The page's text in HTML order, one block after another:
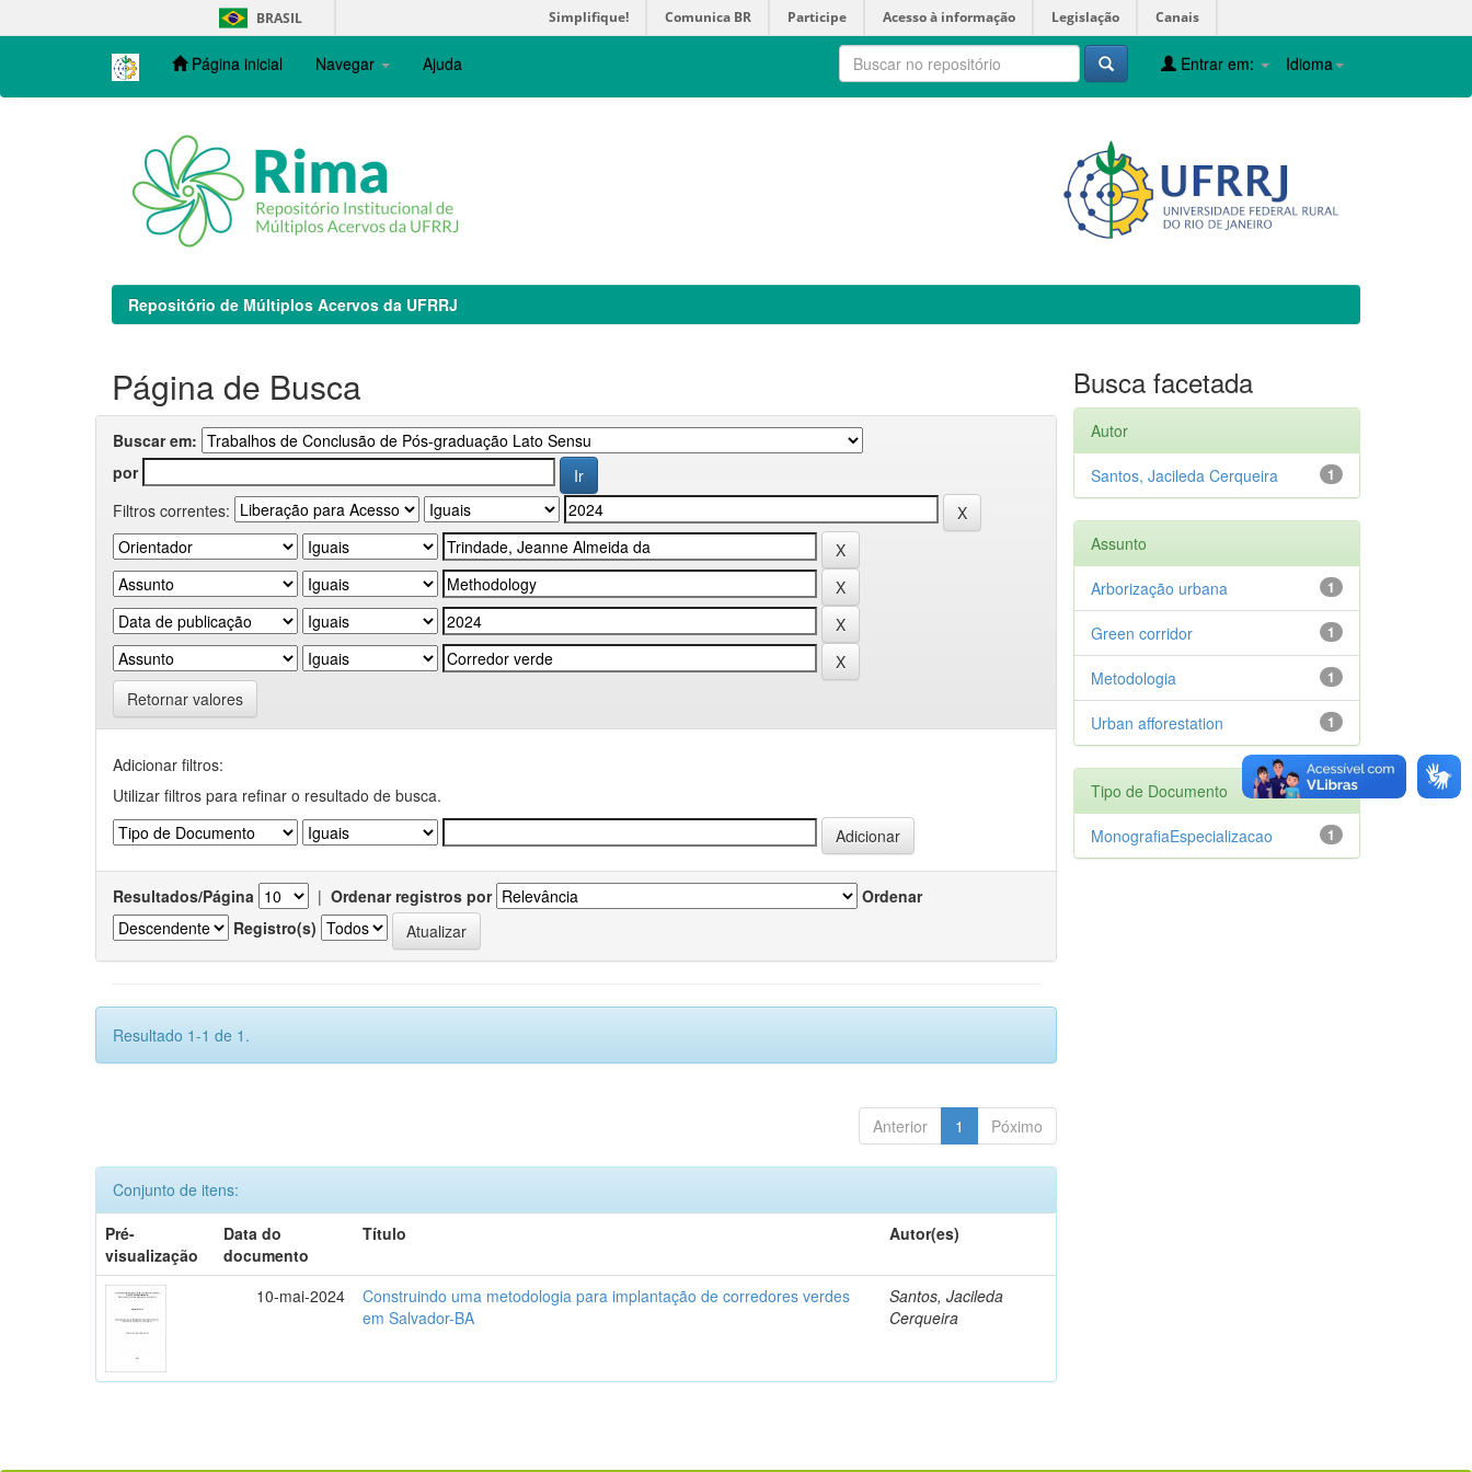
navigation
BRASIL Simplifique! Comunica BR Participe Acesso à informação Legislação Canais
Página inicial Navegar Ajuda Idioma
Entrar em:
Repositório de Múltiplos Acervos da UFRRJ
Página de Busca
Buscar em:
por
Filtros correntes:
Retornar valores
Adicionar filtros:
Utilizar filtros para refinar o resultado de busca.
Resultados/Página | Ordenar registros por
Ordenar
Registro(s)
Resultado 1-1 de 1.
Anterior 1 Póximo
Conjunto de itens:
Pré-
visualização
Data do
documento
Título Autor(es)
10-mai-2024
Construindo uma metodologia para implantação de corredores verdes
em Salvador-BA
Santos, Jacileda
Cerqueira
Busca facetada
Autor
1
Santos, Jacileda Cerqueira
Assunto
1
Arborização urbana
1
Green corridor
1
Metodologia
1
Urban afforestation
Tipo de Documento
1
MonografiaEspecializacao